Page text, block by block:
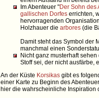
Im Abenteuer "Der Sohn des
gallischen Dorfes errichten,
hervorragenden
Holzhauer die arbores (die
Damit steht das Symbol der
manchmal einen
Nicht ganz musterhaft
Stoff sei, der nicht ausfärbe,
An der Küste Korsikas gibt es
einer Karte zu Beginn des
hier die wahrscheinliche Inspiration